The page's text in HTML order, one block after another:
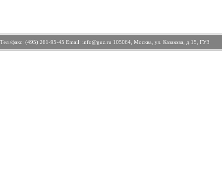
Тел./факс: (495) 261-95-45 Email: info@guz.ru 105064, Москва, ул. Казакова, д.15, ГУЗ